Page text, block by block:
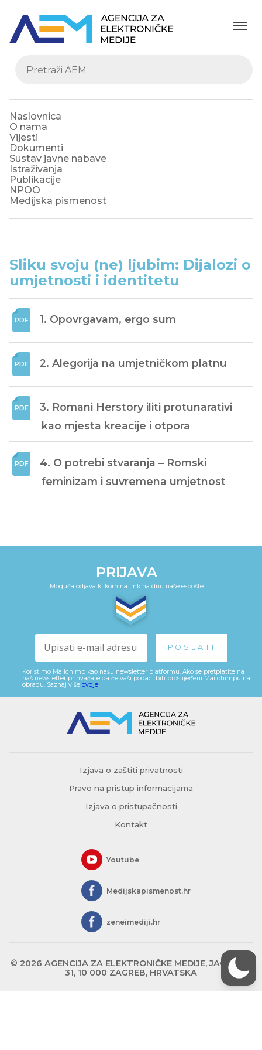
Naslovnica
O nama
Vijesti
Dokumenti
Sustav javne nabave
Istraživanja
Publikacije
NPOO
Medijska pismenost
Sliku svoju (ne) ljubim: Dijalozi o
umjetnosti i identitetu
1. Opovrgavam, ergo sum
2. Alegorija na umjetničkom platnu
3. Romani Herstory iliti protunarativi
kao mjesta kreacije i otpora
4. O potrebi stvaranja – Romski
feminizam i suvremena umjetnost
PRIJAVA
Moguća odjava klikom na link na dnu naše e-pošte
Koristimo Mailchimp kao našu newsletter platformu. Ako se pretplatite na
naš newsletter prihvaćate da će vaši podaci biti proslijeđeni Mailchimpu na
obradu. Saznaj više ovdje
Izjava o zaštiti privatnosti
Pravo na pristup informacijama
Izjava o pristupačnosti
Kontakt
Youtube
Medijskapismenost.hr
zeneimediji.hr
© 2026 AGENCIJA ZA ELEKTRONIČKE MEDIJE, JAGIĆEVA
31, 10 000 ZAGREB, HRVATSKA